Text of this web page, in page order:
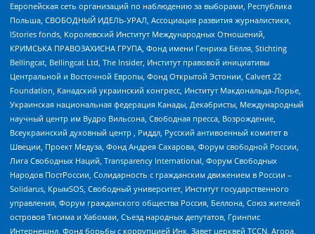
Европейская сеть организаций по наблюдению за выборами, Республика
Польша, СВОБОДНЫЙ ИДЕЛЬ-УРАЛ, Ассоциация развития журналистики,
IStories fonds, Королевский Институт Международных Отношений,
КРИМСЬКА ПРАВОЗАХИСНА ГРУПА, Фонд имени Генриха Бёлля, Stichting
Bellingcat, Bellingcat Ltd, The Insider, Институт правовой инициативы
Центральной и Восточной Европы, Фонд Открытой Эстонии, Calvert 22
Foundation, Канадский украинский конгресс, Институт Макдональда-Лорье,
Украинская национальная федерация Канады, Декабристы, Международный
научный центр им Вудро Вильсона, Свободная пресса, Возрождение,
Всеукраинский духовный центр , Риддл, Русский антивоенный комитет в
Швеции, Проект Медуза, Фонд Андрея Сахарова, Форум свободной России,
Лига Свободных Наций, Transparеncy International, Форум Свободных
Народов ПостРоссии, Солидарность с гражданским движением в России –
Solidarus, КрымSOS, Свободный университет, Институт государственного
управления, Форум гражданского общества Россия, Беллона, Союз жителей
островов Тисима и Хабомаи, Съезд народных депутатов, Гринпис
Интернешнл, Фонд борьбы с коррупцией Инк, Завет церквей TCCN, Агора,